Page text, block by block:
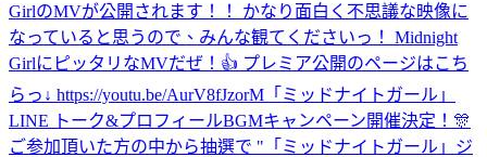
GirlのMVが公開されます！！ かなり面白く不思議な映像に
なっていると思うので、みんな観てくださいっ！ Midnight
GirlにピッタリなMVだぜ！👍 プレミア公開のページはこち
らっ↓ https://youtu.be/AurV8fJzorM 「ミッドナイトガール」
LINE トーク&プロフィールBGMキャンペーン開催決定！🎊
ご参加頂いた方の中から抽選で "「ミッドナイトガール」ジ